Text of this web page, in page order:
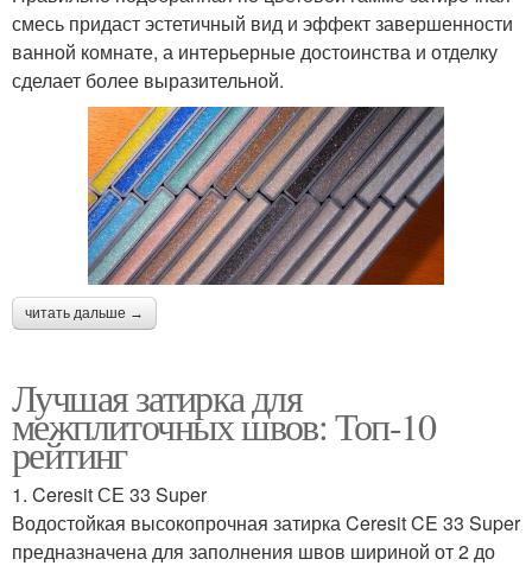
смесь придаст эстетичный вид и эффект завершенности
ванной комнате, а интерьерные достоинства и отделку
сделает более выразительной.
читать дальше →
Лучшая затирка для
межплиточных швов: Топ-10
рейтинг
1. Ceresit СЕ 33 Super
Водостойкая высокопрочная затирка Ceresit CE 33 Super
предназначена для заполнения швов шириной от 2 до